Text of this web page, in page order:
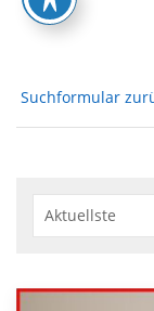
Suchformular